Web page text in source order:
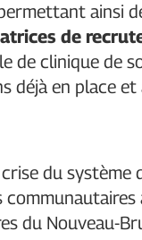
ainsi
de
de clinique de
déjà en place
du
du Nouveau-